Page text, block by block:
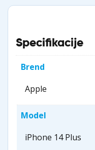
Specifikacije
Brend
Apple
Model
iPhone 14 Plus